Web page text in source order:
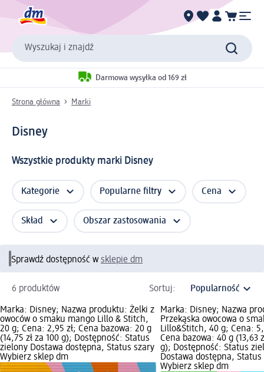
Wyszukaj i znajdź
Darmowa wysyłka od 169 zł
Strona główna Marki
Disney
Wszystkie produkty marki Disney
Kategorie Popularne filtry Cena
Skład Obszar zastosowania
Sprawdź dostępność w sklepie dm
6 produktów Sortuj:
Marka: Disney; Nazwa produktu: Żelki z
owoców o smaku mango Lillo & Stitch,
20 g; Cena: 2,95 zł; Cena bazowa: 20 g
(14,75 zł za 100 g); Dostępność: Status
zielony Dostawa dostępna, Status szary
Wybierz sklep dm
Marka: Disney; Nazwa
Przekąska owocowa o
Lillo&Stitch, 40 g; Cena:
Cena bazowa: 40 g (13,63
g); Dostępność: Status
Dostawa dostępna, Status
Wybierz sklep dm